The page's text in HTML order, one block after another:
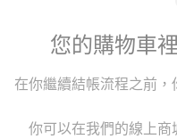
您的購物車
在你繼續結帳流程之前
你可以在我們的線上商